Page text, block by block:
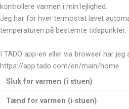
kontrollere varmen i min lejlighed.
Jeg har for hver termostat lavet
temperaturen på bestemte tidspunkter.
I TADO app-en eller via browser har
https://app.tado.com/en/main/home
Sluk for varmen (i stuen)
Tænd for varmen (i stuen)